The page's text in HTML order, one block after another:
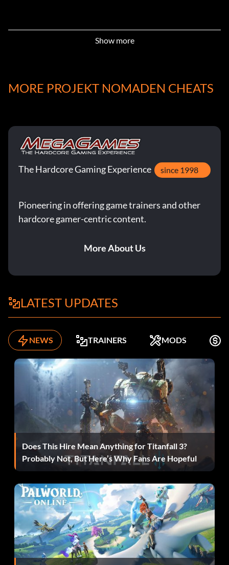
Show more
MORE PROJEKT NOMADEN CHEATS
The Hardcore Gaming Experience since 1998
Pioneering in offering game trainers and other
hardcore gamer-centric content.
More About Us
LATEST UPDATES
NEWS TRAINERS MODS
Does This Hire Mean Anything for Titanfall 3?
Probably Not, But Here’s Why Fans Are Hopeful